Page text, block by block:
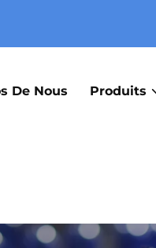
De Nous Produits